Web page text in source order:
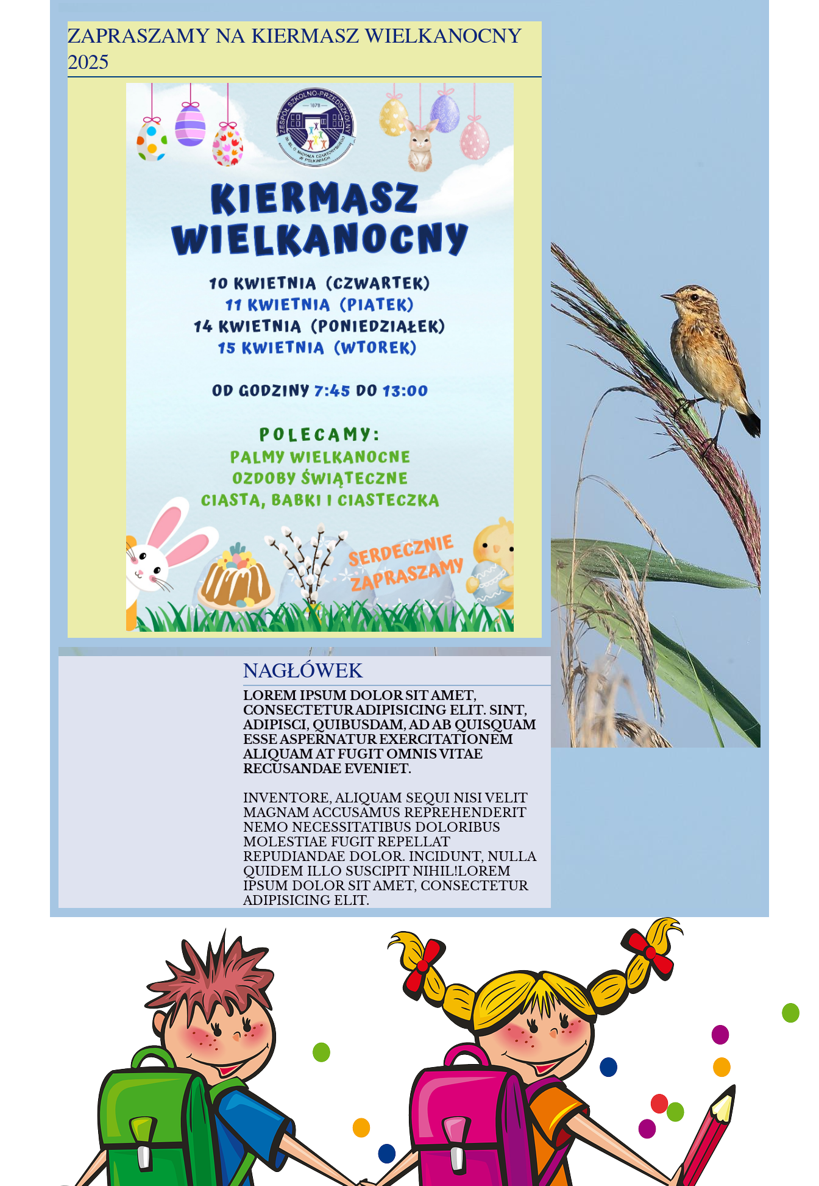
ZAPRASZAMY NA KIERMASZ WIELKANOCNY
2025
NAGŁÓWEK
LOREM IPSUM DOLOR SIT AMET,
CONSECTETUR ADIPISICING ELIT. SINT,
ADIPISCI, QUIBUSDAM, AD AB QUISQUAM
ESSE ASPERNATUR EXERCITATIONEM
ALIQUAM AT FUGIT OMNIS VITAE
RECUSANDAE EVENIET.
INVENTORE, ALIQUAM SEQUI NISI VELIT
MAGNAM ACCUSAMUS REPREHENDERIT
NEMO NECESSITATIBUS DOLORIBUS
MOLESTIAE FUGIT REPELLAT
REPUDIANDAE DOLOR. INCIDUNT, NULLA
QUIDEM ILLO SUSCIPIT NIHIL!LOREM
IPSUM DOLOR SIT AMET, CONSECTETUR
ADIPISICING ELIT.